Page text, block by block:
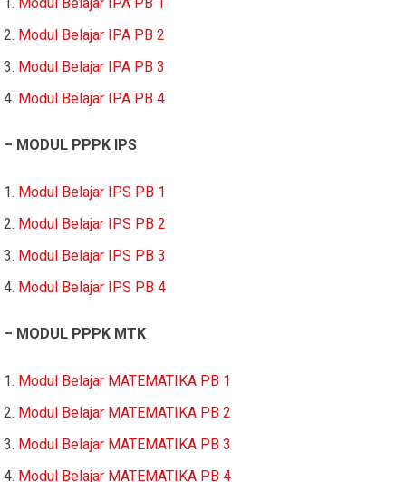
Modul Belajar IPA PB 2
Modul Belajar IPA PB 3
Modul Belajar IPA PB 4
– MODUL PPPK IPS
Modul Belajar IPS PB 1
Modul Belajar IPS PB 2
Modul Belajar IPS PB 3
Modul Belajar IPS PB 4
– MODUL PPPK MTK
Modul Belajar MATEMATIKA PB 1
Modul Belajar MATEMATIKA PB 2
Modul Belajar MATEMATIKA PB 3
Modul Belajar MATEMATIKA PB 4